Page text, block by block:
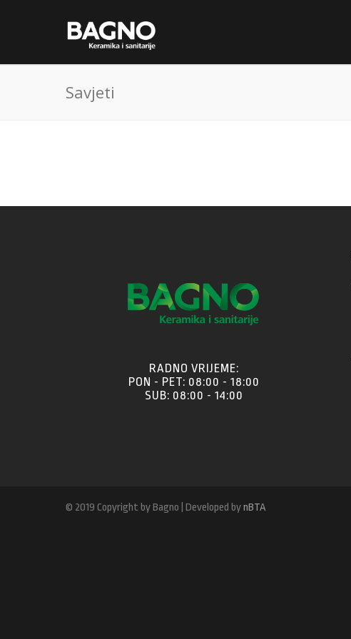
Savjeti
RADNO VRIJEME:
PON - PET: 08:00 - 18:00
SUB: 08:00 - 14:00
© 2019 Copyright by Bagno | Developed bynBTA